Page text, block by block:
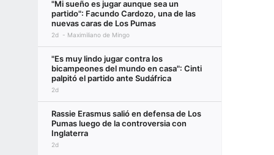
"Mi sueño es jugar aunque sea un
partido": Facundo Cardozo, una de las
nuevas caras de Los Pumas
2d Maximiliano de Mingo
"Es muy lindo jugar contra los
bicampeones del mundo en casa": Cinti
palpitó el partido ante Sudáfrica
2d
Rassie Erasmus salió en defensa de Los
Pumas luego de la controversia con
Inglaterra
2d